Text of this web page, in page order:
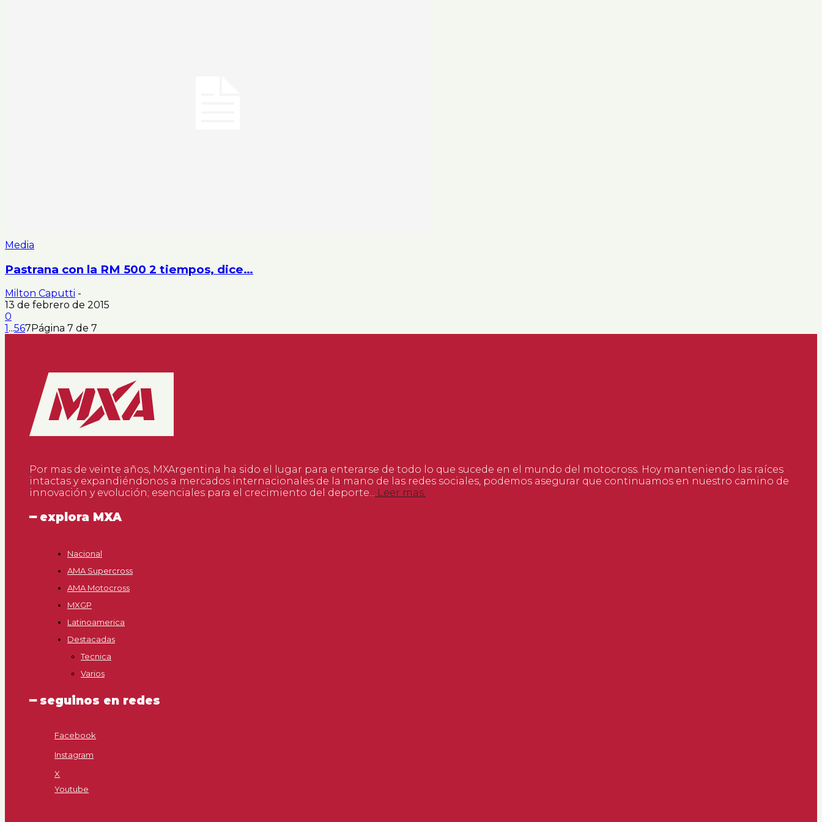
Media
Pastrana con la RM 500 2 tiempos, dice…
Milton Caputti -
13 de febrero de 2015
0
1 ...567 Página 7 de 7
Por mas de veinte años, MXArgentina ha sido el lugar para enterarse de todo lo que sucede en el mundo del motocross. Hoy manteniendo las raíces
intactas y expandiéndonos a mercados internacionales de la mano de las redes sociales, podemos asegurar que continuamos en nuestro camino de
innovación y evolución; esenciales para el crecimiento del deporte... Leer mas.
━ explora MXA
Nacional
AMA Supercross
AMA Motocross
MXGP
Latinoamerica
Destacadas
Tecnica
Varios
━ seguinos en redes
Facebook
Instagram
X
Youtube